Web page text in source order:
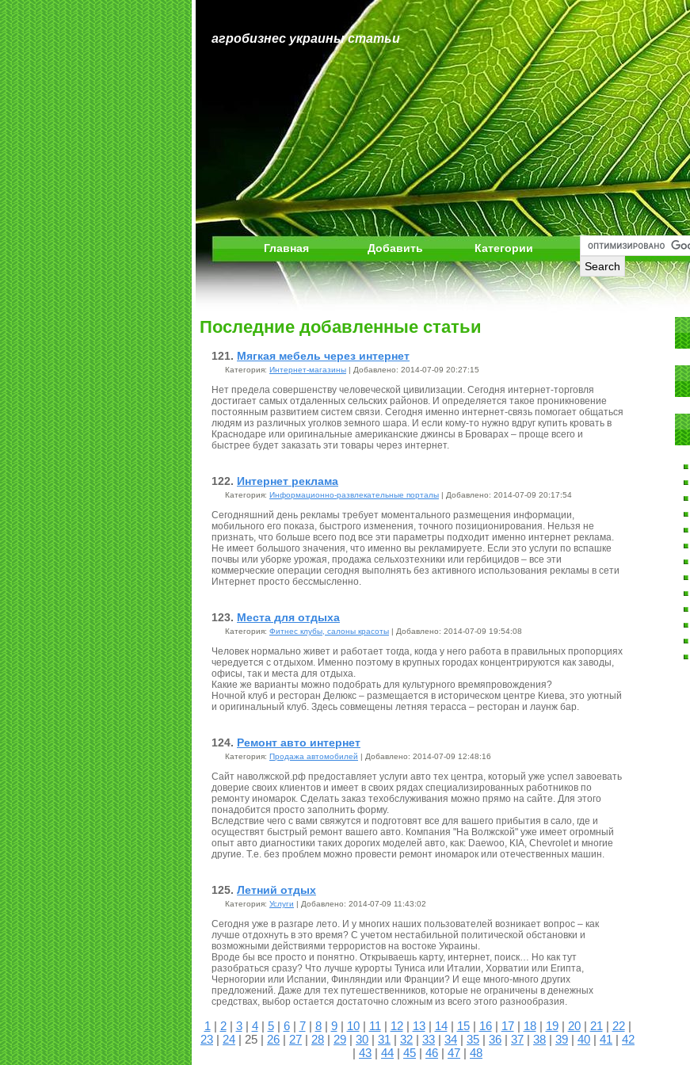
агробизнес украины статьи
Главная Добавить Категории
Последние добавленные статьи
121. Мягкая мебель через интернет
Категория: Интернет-магазины | Добавлено: 2014-07-09 20:27:15
Нет предела совершенству человеческой цивилизации. Сегодня интернет-торговля
достигает самых отдаленных сельских районов. И определяется такое проникновение
постоянным развитием систем связи. Сегодня именно интернет-связь помогает общаться
людям из различных уголков земного шара. И если кому-то нужно вдруг купить кровать в
Краснодаре или оригинальные американские джинсы в Броварах – проще всего и
быстрее будет заказать эти товары через интернет.
122. Интернет реклама
Категория: Информационно-развлекательные порталы | Добавлено: 2014-07-09 20:17:54
Сегодняшний день рекламы требует моментального размещения информации,
мобильного его показа, быстрого изменения, точного позиционирования. Нельзя не
признать, что больше всего под все эти параметры подходит именно интернет реклама.
Не имеет большого значения, что именно вы рекламируете. Если это услуги по вспашке
почвы или уборке урожая, продажа сельхозтехники или гербицидов – все эти
коммерческие операции сегодня выполнять без активного использования рекламы в сети
Интернет просто бессмысленно.
123. Места для отдыха
Категория: Фитнес клубы, салоны красоты | Добавлено: 2014-07-09 19:54:08
Человек нормально живет и работает тогда, когда у него работа в правильных пропорциях
чередуется с отдыхом. Именно поэтому в крупных городах концентрируются как заводы,
офисы, так и места для отдыха.
Какие же варианты можно подобрать для культурного времяпровождения?
Ночной клуб и ресторан Делюкс – размещается в историческом центре Киева, это уютный
и оригинальный клуб. Здесь совмещены летняя терасса – ресторан и лаунж бар.
124. Ремонт авто интернет
Категория: Продажа автомобилей | Добавлено: 2014-07-09 12:48:16
Сайт наволжской.рф предоставляет услуги авто тех центра, который уже успел завоевать
доверие своих клиентов и имеет в своих рядах специализированных работников по
ремонту иномарок. Сделать заказ техобслуживания можно прямо на сайте. Для этого
понадобится просто заполнить форму.
Вследствие чего с вами свяжутся и подготовят все для вашего прибытия в сало, где и
осуществят быстрый ремонт вашего авто. Компания "На Волжской" уже имеет огромный
опыт авто диагностики таких дорогих моделей авто, как: Daewoo, KIA, Chevrolet и многие
другие. Т.е. без проблем можно провести ремонт иномарок или отечественных машин.
125. Летний отдых
Категория: Услуги | Добавлено: 2014-07-09 11:43:02
Сегодня уже в разгаре лето. И у многих наших пользователей возникает вопрос – как
лучше отдохнуть в это время? С учетом нестабильной политической обстановки и
возможными действиями террористов на востоке Украины.
Вроде бы все просто и понятно. Открываешь карту, интернет, поиск… Но как тут
разобраться сразу? Что лучше курорты Туниса или Италии, Хорватии или Египта,
Черногории или Испании, Финляндии или Франции? И еще много-много других
предложений. Даже для тех путешественников, которые не ограничены в денежных
средствах, выбор остается достаточно сложным из всего этого разнообразия.
1 | 2| 3| 4| 5| 6| 7| 8| 9| 10| 11 | 12| 13| 14| 15| 16| 17| 18| 19| 20| 21 | 22|
23 | 24 | 25 | 26 | 27 | 28 | 29 | 30 | 31 | 32 | 33 | 34 | 35 | 36 | 37 | 38 | 39 | 40 | 41 | 42
| 43 | 44 | 45 | 46 | 47 | 48